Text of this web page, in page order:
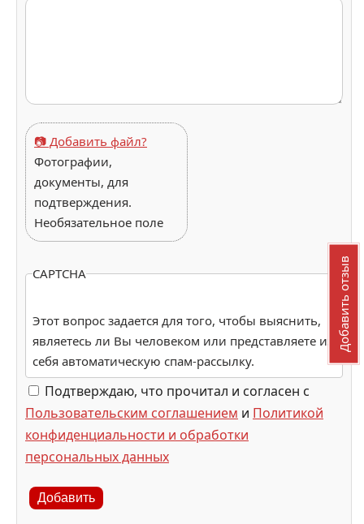
📷 Добавить файл?
Фотографии,
документы, для
подтверждения.
Необязательное поле
CAPTCHA
Этот вопрос задается для того, чтобы выяснить,
являетесь ли Вы человеком или представляете из
себя автоматическую спам-рассылку.
Подтверждаю, что прочитал и согласен с
Пользовательским соглашением и Политикой
конфиденциальности и обработки
персональных данных
Добавить
Добавить отзыв